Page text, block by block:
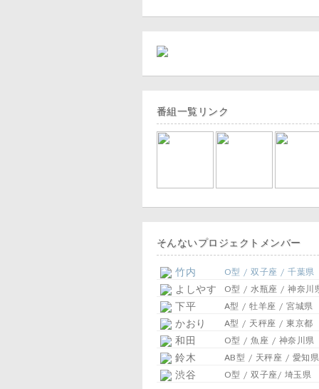
番組一覧リンク
そんないプロジェクトメンバー
竹内 O型 / 双子座 / 千葉県
よしやす O型 / 水瓶座 / 神奈川
下平 A型 / 牡羊座 / 宮城県
かおり A型 / 天秤座 / 東京都
和田 O型 / 魚座 / 神奈川県
鈴木 AB型 / 天秤座 / 愛知県
渋谷 O型 / 双子座/ 埼玉県